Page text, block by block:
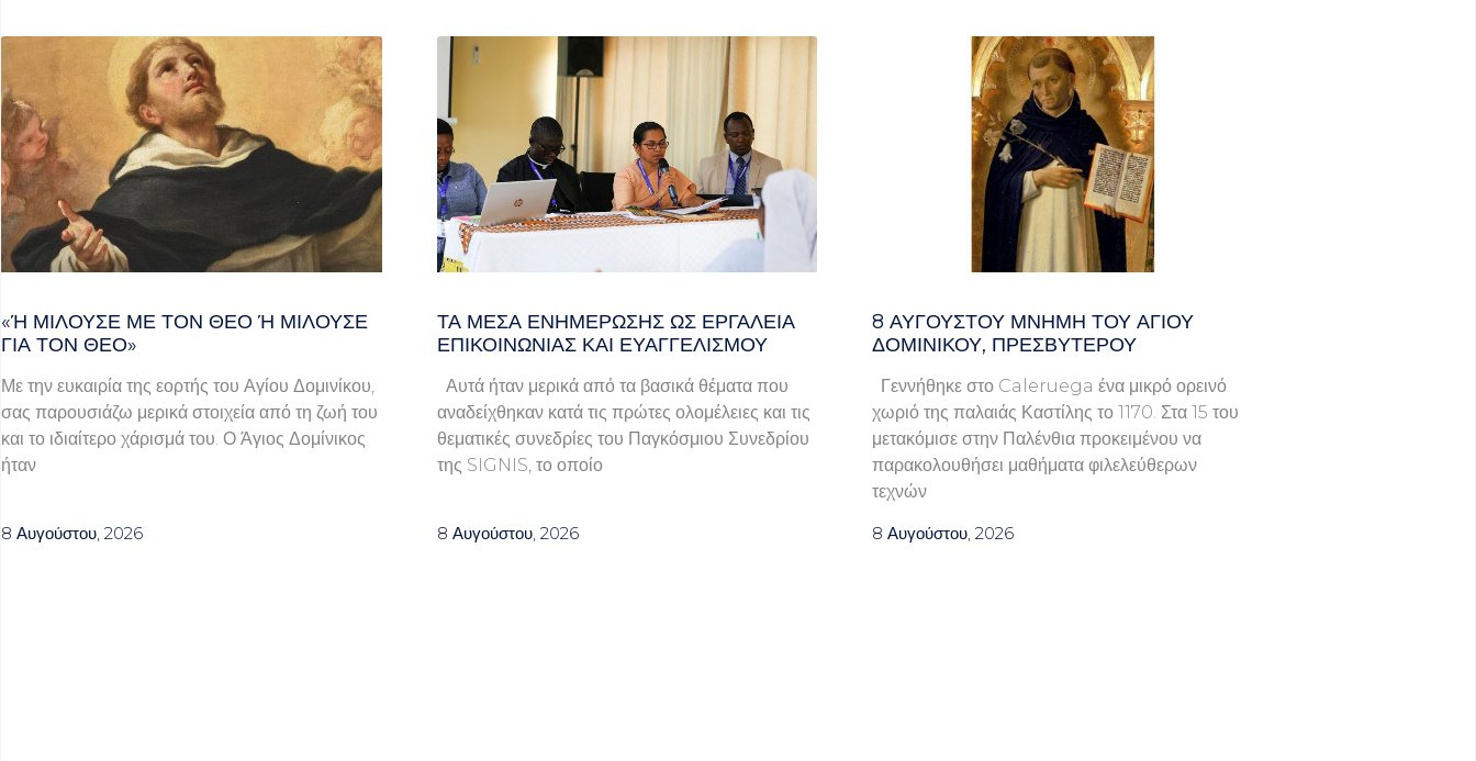
«Ή ΜΙΛΟΎΣΕ ΜΕ ΤΟΝ ΘΕΌ Ή ΜΙΛΟΎΣΕ ΓΙ
Α ΤΟΝ ΘΕΌ»
Με την ευκαιρία της εορτής του Αγίου Δομινίκου,
σας παρουσιάζω μερικά στοιχεία από τη ζωή του
και το ιδιαίτερο χάρισμά του. Ο Άγιος Δομίνικος
ήταν
8 Αυγούστου, 2026
ΤΑ ΜΈΣΑ ΕΝΗΜΈΡΩΣΗΣ ΩΣ ΕΡΓΑΛΕΊΑ
ΕΠΙΚΟΙΝΩΝΊΑΣ ΚΑΙ ΕΥΑΓΓΕΛΙΣΜΟΎ
Αυτά ήταν μερικά από τα βασικά θέματα που
αναδείχθηκαν κατά τις πρώτες ολομέλειες και τις
θεματικές συνεδρίες του Παγκόσμιου Συνεδρίου
της SIGNIS, το οποίο
8 Αυγούστου, 2026
8 ΑΥΓΟΥΣΤΟΥ ΜΝΗΜΗ ΤΟΥ ΑΓΙΟΥ
ΔΟΜΙΝΙΚΟΥ, ΠΡΕΣΒΥΤΕΡΟΥ
Γεννήθηκε στο Caleruega ένα μικρό ορεινό
χωριό της παλαιάς Καστίλης το 1170. Στα 15 του
μετακόμισε στην Παλένθια προκειμένου να
παρακολουθήσει μαθήματα φιλελεύθερων
τεχνών
8 Αυγούστου, 2026